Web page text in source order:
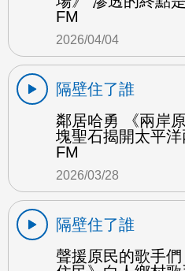
FM
2026/04/04
隔壁住了誰
鄰居哈勇 《兩岸
塊聖石揭開太平
FM
2026/03/28
隔壁住了誰
聲援原民的歌手